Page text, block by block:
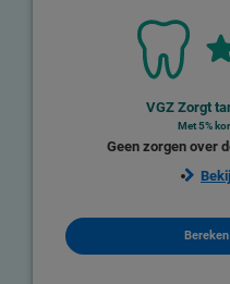
VGZ Zorgt
Met 5%
Geen zorgen over